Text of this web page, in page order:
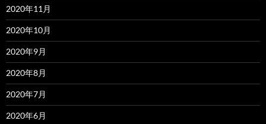
2020年11月
2020年10月
2020年9月
2020年8月
2020年7月
2020年6月